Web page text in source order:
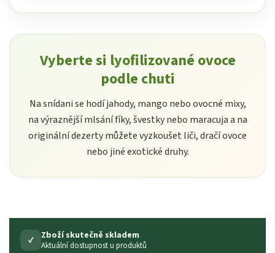
Vyberte si lyofilizované ovoce
podle chuti
Na snídani se hodí jahody, mango nebo ovocné mixy,
na výraznější mlsání fíky, švestky nebo maracuja a na
originální dezerty můžete vyzkoušet liči, dračí ovoce
nebo jiné exotické druhy.
✓ Zboží skutečně skladem
Aktuální dostupnost u produktů